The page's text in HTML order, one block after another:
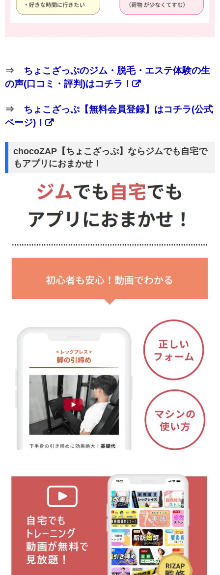
⇒ ちょこざっぷのジム・脱毛・エステ体験の生
の声(口コミ・評判)はコチラ！
⇒ ちょこざっぷ【無料会員登録】はコチラ(公式
ページ)！
chocoZAP【ちょこざっぷ】ならジムでも自宅で
もアプリにおまかせ！